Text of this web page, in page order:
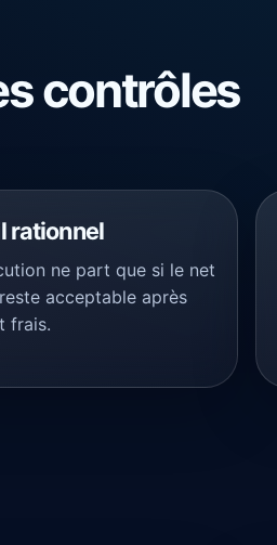
contrôles
rationnel
ne part que si le net
acceptable après
frais.